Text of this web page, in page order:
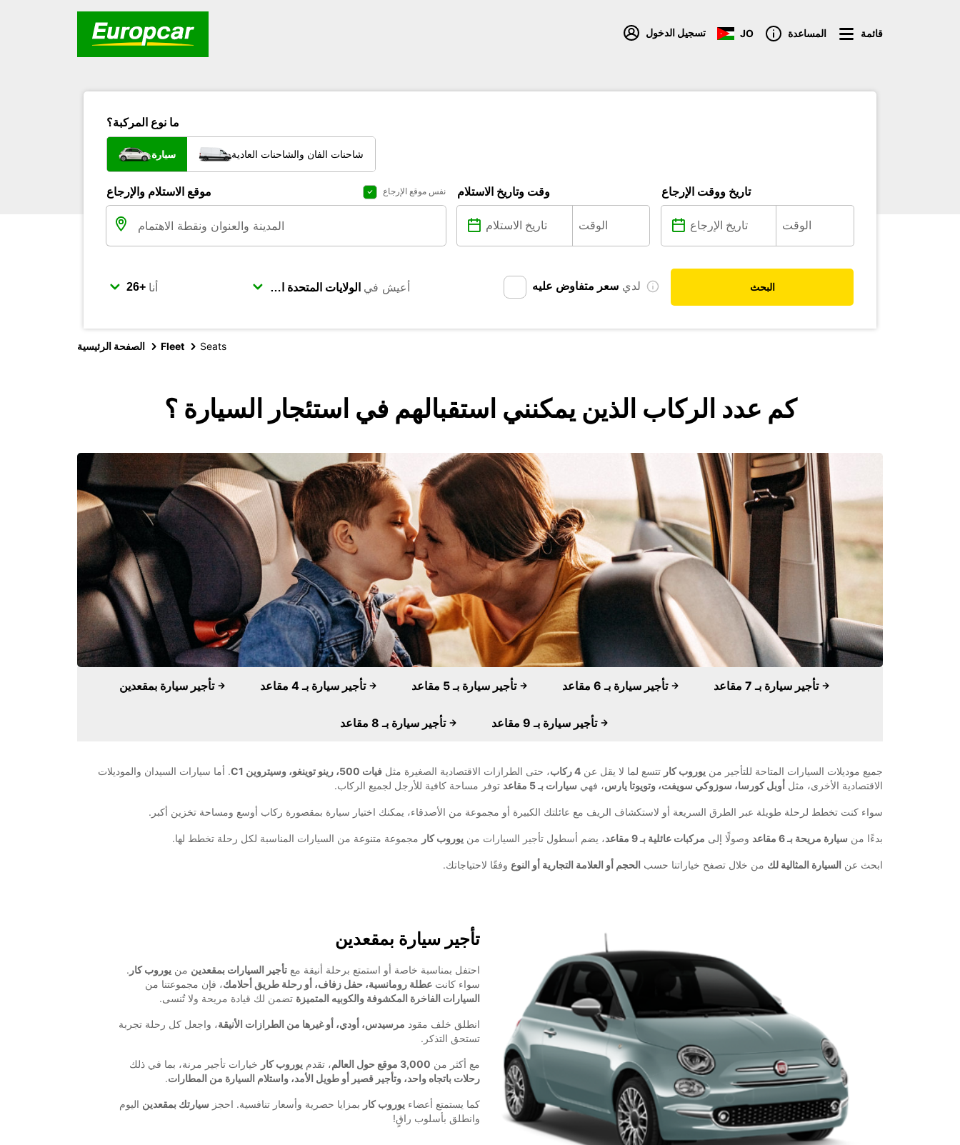
تسجيل الدخول JO المساعدة قائمة
ما نوع المركبة؟
سيارة شاحنات الفان والشاحنات العادية
موقع الاستلام والإرجاع نفس موقع الإرجاع وقت وتاريخ الاستلام تاريخ ووقت الإرجاع
أنا أعيش في لدي سعر متفاوض عليه البحث
الصفحة الرئيسية Fleet Seats
كم عدد الركاب الذين يمكنني استقبالهم في استئجار السيارة ؟
تأجير سيارة بمقعدين تأجير سيارة بـ 4 مقاعد تأجير سيارة بـ 5 مقاعد تأجير سيارة بـ 6 مقاعد تأجير سيارة بـ 7 مقاعد
تأجير سيارة بـ 8 مقاعد تأجير سيارة بـ 9 مقاعد
جميع موديلات السيارات المتاحة للتأجير من يوروب كار تتسع لما لا يقل عن 4 ركاب ، حتى الطرازات الاقتصادية الصغيرة مثل فيات 500، رينو توينغو، وسيتروين C1
. أما سيارات السيدان والموديلات
الاقتصادية الأخرى، مثل أوبل كورسا، سوزوكي سويفت، وتويوتا يارس، فهي سيارات بـ 5 مقاعد توفر مساحة كافية للأرجل لجميع الركاب.
سواء كنت تخطط لرحلة طويلة عبر الطرق السريعة أو لاستكشاف الريف مع عائلتك الكبيرة أو مجموعة من الأصدقاء، يمكنك اختيار سيارة بمقصورة ركاب أوسع ومساحة تخزين أكبر.
بدءًا من سيارة مريحة بـ 6 مقاعد وصولًا إلى مركبات عائلية بـ 9 مقاعد ، يضم أسطول تأجير السيارات من يوروب كار مجموعة متنوعة من السيارات المناسبة لكل رحلة تخطط لها.
ابحث عن السيارة المثالية لك من خلال تصفح خياراتنا حسب الحجم أو العلامة التجارية أو النوع وفقًا لاحتياجاتك.
تأجير سيارة بمقعدين
احتفل بمناسبة خاصة أو استمتع برحلة أنيقة مع تأجير السيارات بمقعدين من يوروب كار .
سواء كانت عطلة رومانسية، حفل زفاف، أو رحلة طريق أحلامك، فإن مجموعتنا من
السيارات الفاخرة المكشوفة والكوبيه المتميزة تضمن لك قيادة مريحة ولا تُنسى.
انطلق خلف مقود مرسيدس، أودي، أو غيرها من الطرازات الأنيقة، واجعل كل رحلة تجربة
تستحق التذكر.
مع أكثر من 3,000 موقع حول العالم ، تقدم يوروب كار خيارات تأجير مرنة، بما في ذلك
رحلات باتجاه واحد، وتأجير قصير أو طويل الأمد، واستلام السيارة من المطارات.
كما يستمتع أعضاء يوروب كار بمزايا حصرية وأسعار تنافسية. احجز سيارتك بمقعدين اليوم
وانطلق بأسلوب راقٍ!